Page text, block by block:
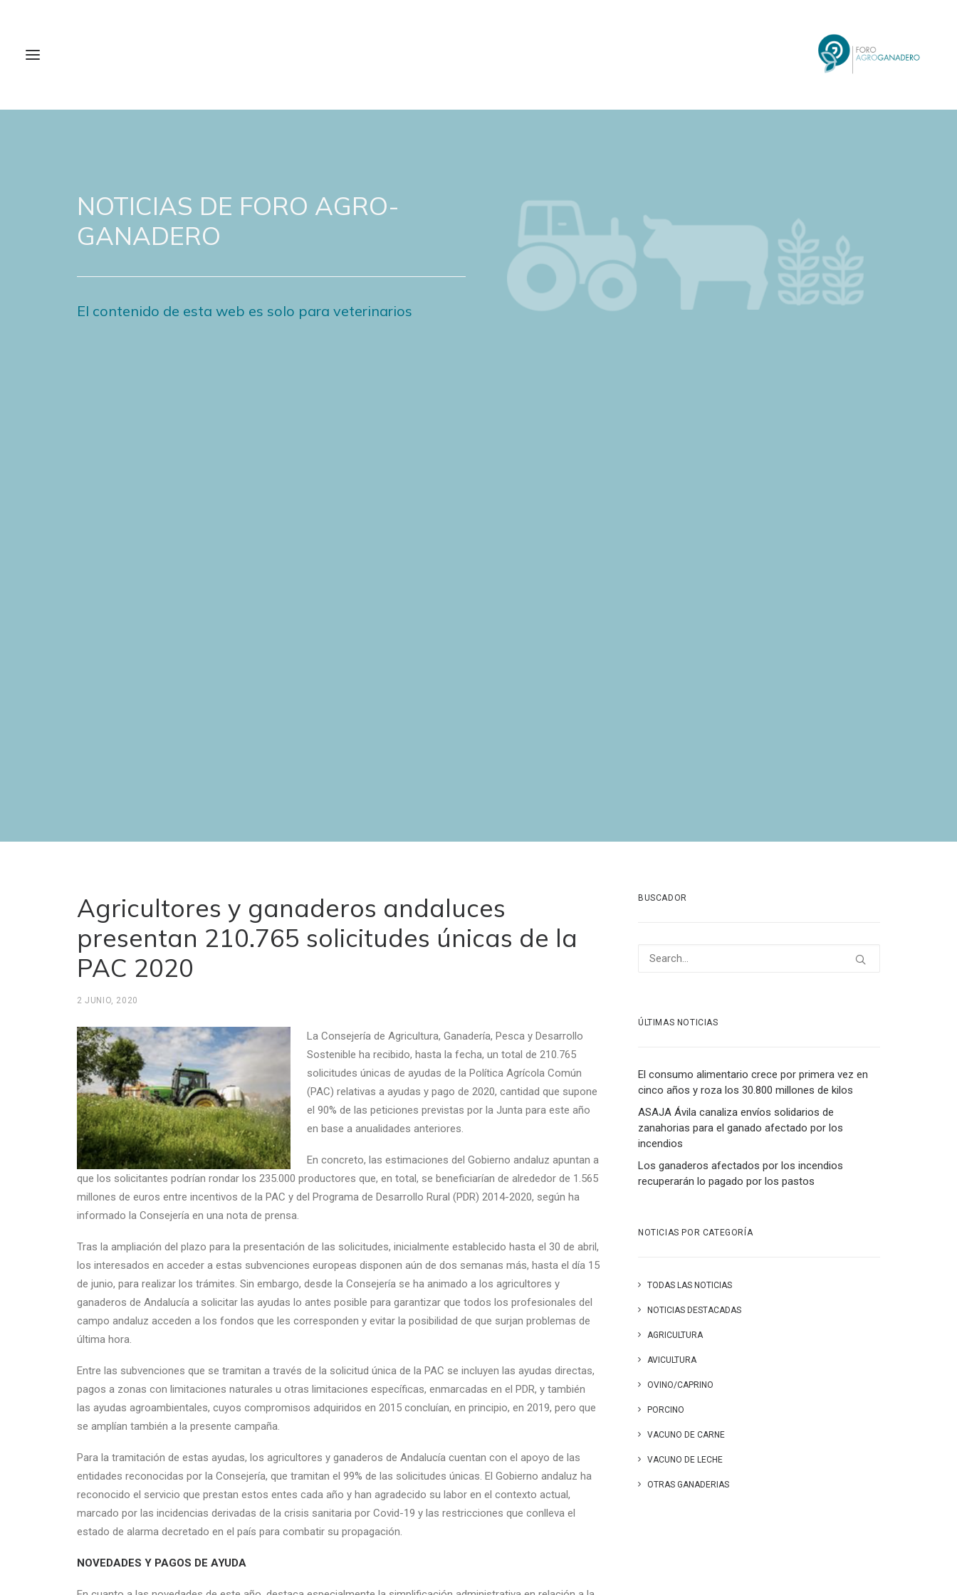
NOTICIAS DE FORO AGRO-
GANADERO
El contenido de esta web es solo para veterinarios
Agricultores y ganaderos andaluces
presentan 210.765 solicitudes únicas de la
PAC 2020
2 JUNIO, 2020
La Consejería de Agricultura, Ganadería, Pesca y Desarrollo
Sostenible ha recibido, hasta la fecha, un total de 210.765
solicitudes únicas de ayudas de la Política Agrícola Común
(PAC) relativas a ayudas y pago de 2020, cantidad que supone
el 90% de las peticiones previstas por la Junta para este año
en base a anualidades anteriores.
En concreto, las estimaciones del Gobierno andaluz apuntan a
que los solicitantes podrían rondar los 235.000 productores que, en total, se beneficiarían de alrededor de 1.565
millones de euros entre incentivos de la PAC y del Programa de Desarrollo Rural (PDR) 2014-2020, según ha
informado la Consejería en una nota de prensa.
Tras la ampliación del plazo para la presentación de las solicitudes, inicialmente establecido hasta el 30 de abril,
los interesados en acceder a estas subvenciones europeas disponen aún de dos semanas más, hasta el día 15
de junio, para realizar los trámites. Sin embargo, desde la Consejería se ha animado a los agricultores y
ganaderos de Andalucía a solicitar las ayudas lo antes posible para garantizar que todos los profesionales del
campo andaluz acceden a los fondos que les corresponden y evitar la posibilidad de que surjan problemas de
última hora.
Entre las subvenciones que se tramitan a través de la solicitud única de la PAC se incluyen las ayudas directas,
pagos a zonas con limitaciones naturales u otras limitaciones específicas, enmarcadas en el PDR, y también
las ayudas agroambientales, cuyos compromisos adquiridos en 2015 concluían, en principio, en 2019, pero que
se amplían también a la presente campaña.
Para la tramitación de estas ayudas, los agricultores y ganaderos de Andalucía cuentan con el apoyo de las
entidades reconocidas por la Consejería, que tramitan el 99% de las solicitudes únicas. El Gobierno andaluz ha
reconocido el servicio que prestan estos entes cada año y han agradecido su labor en el contexto actual,
marcado por las incidencias derivadas de la crisis sanitaria por Covid-19 y las restricciones que conlleva el
estado de alarma decretado en el país para combatir su propagación.
NOVEDADES Y PAGOS DE AYUDA
BUSCADOR
ÚLTIMAS NOTICIAS
El consumo alimentario crece por primera vez en
cinco años y roza los 30.800 millones de kilos
ASAJA Ávila canaliza envíos solidarios de
zanahorias para el ganado afectado por los
incendios
Los ganaderos afectados por los incendios
recuperarán lo pagado por los pastos
NOTICIAS POR CATEGORÍA
TODAS LAS NOTICIAS
NOTICIAS DESTACADAS
AGRICULTURA
AVICULTURA
OVINO/CAPRINO
PORCINO
VACUNO DE CARNE
VACUNO DE LECHE
OTRAS GANADERIAS